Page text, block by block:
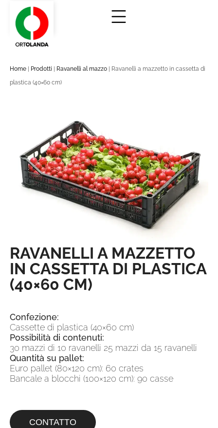
Home | Prodotti | Ravanelli al mazzo | Ravanelli a mazzetto in cassetta di
plastica (40×60 cm)
RAVANELLI A MAZZETTO
IN CASSETTA DI PLASTICA
(40×60 CM)
Confezione:
Cassette di plastica (40×60 cm)
Possibilità di contenuti:
30 mazzi di 10 ravanelli 25 mazzi da 15 ravanelli
Quantità su pallet:
Euro pallet (80×120 cm): 60 crates
Bancale a blocchi (100×120 cm): 90 casse
CONTATTO